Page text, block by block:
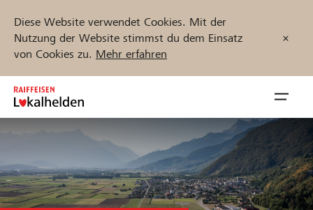
Diese Website verwendet Cookies. Mit der
Nutzung der Website stimmst du dem Einsatz
von Cookies zu. Mehr erfahren
Zum
Inhalt
springen
öffnen
Jetzt starten